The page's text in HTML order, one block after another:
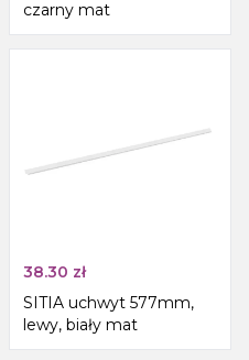
czarny mat
38.30 zł
SITIA uchwyt 577mm,
lewy, biały mat